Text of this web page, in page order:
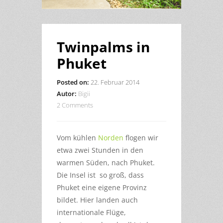
Twinpalms in
Phuket
Posted on: 22. Februar 2014
Autor: Bigii
2 Comments
Vom kühlen Norden flogen wir
etwa zwei Stunden in den
warmen Süden, nach Phuket.
Die Insel ist so groß, dass
Phuket eine eigene Provinz
bildet. Hier landen auch
internationale Flüge,